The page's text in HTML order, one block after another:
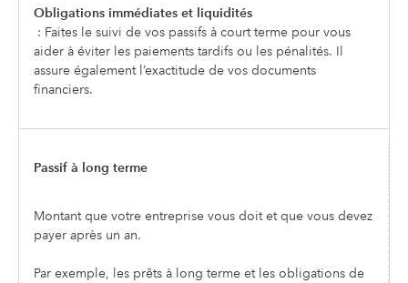
Obligations immédiates et liquidités
: Faites le suivi de vos passifs à court terme pour vous
aider à éviter les paiements tardifs ou les pénalités. Il
assure également l’exactitude de vos documents
financiers.
Passif à long terme
Montant que votre entreprise vous doit et que vous devez
payer après un an.
Par exemple, les prêts à long terme et les obligations de